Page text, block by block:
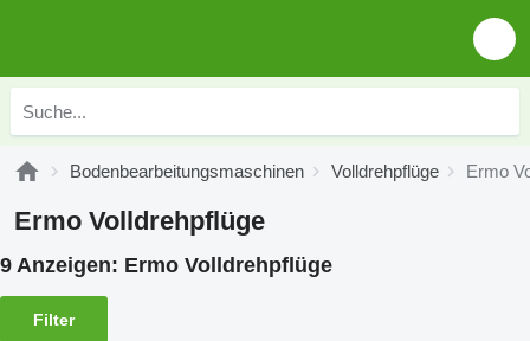
Bodenbearbeitungsmaschinen Volldrehpflüge Ermo
Ermo Volldrehpflüge
9 Anzeigen: Ermo Volldrehpflüge
Filter